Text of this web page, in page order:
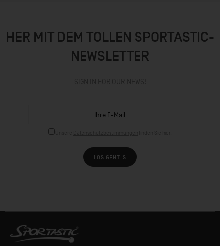
HER MIT DEM TOLLEN SPORTASTIC-
NEWSLETTER
LOS GEHT´S